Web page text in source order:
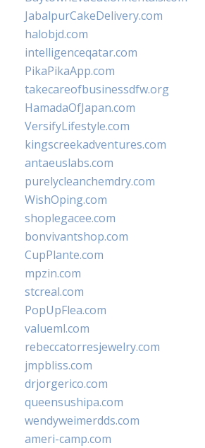
JabalpurCakeDelivery.com
halobjd.com
intelligenceqatar.com
PikaPikaApp.com
takecareofbusinessdfw.org
HamadaOfJapan.com
VersifyLifestyle.com
kingscreekadventures.com
antaeuslabs.com
purelycleanchemdry.com
WishOping.com
shoplegacee.com
bonvivantshop.com
CupPlante.com
mpzin.com
stcreal.com
PopUpFlea.com
valueml.com
rebeccatorresjewelry.com
jmpbliss.com
drjorgerico.com
queensushipa.com
wendyweimerdds.com
ameri-camp.com